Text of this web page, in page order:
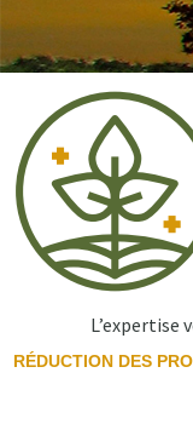
au
principal
L’expertise
RÉDUCTION DES